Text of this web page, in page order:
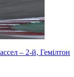
– 2-й, Гемілтон